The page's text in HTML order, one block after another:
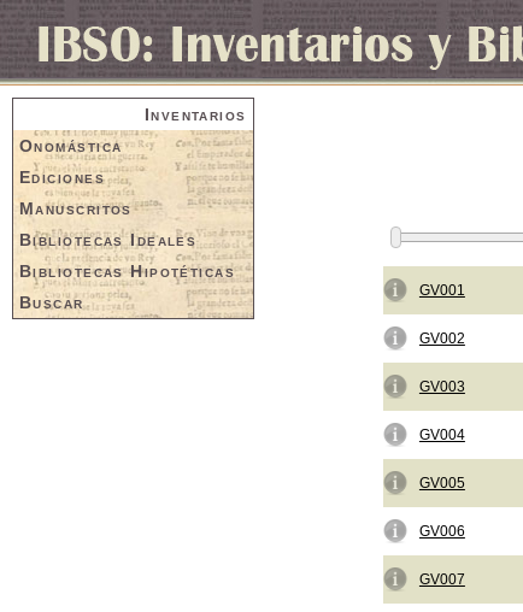
Inventarios
Onomástica
Ediciones
Manuscritos
Bibliotecas Ideales
Bibliotecas Hipotéticas
Buscar
GV001
GV002
GV003
GV004
GV005
GV006
GV007